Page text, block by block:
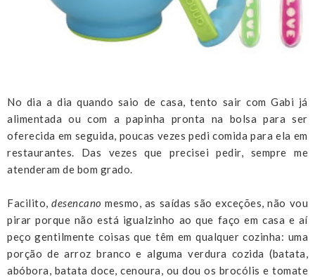
No dia a dia quando saio de casa, tento sair com Gabi já
alimentada ou com a papinha pronta na bolsa para ser
oferecida em seguida, poucas vezes pedi comida para ela em
restaurantes. Das vezes que precisei pedir, sempre me
atenderam de bom grado.
Facilito,desencanomesmo, as saídas são exceções, não vou
pirar porque não está igualzinho ao que faço em casa e aí
peço gentilmente coisas que têm em qualquer cozinha: uma
porção de arroz branco e alguma verdura cozida (batata,
abóbora, batata doce, cenoura, ou dou os brocólis e tomate